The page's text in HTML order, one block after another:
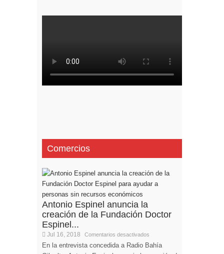
Comercios
Antonio Espinel anuncia la
creación de la Fundación Doctor
Espinel...
Jul 16, 2018 Comentarios desactivados
En la entrevista concedida a Radio Bahía